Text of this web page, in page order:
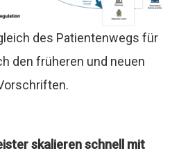
des Patientenwegs für
den früheren und neuen
skalieren schnell mit